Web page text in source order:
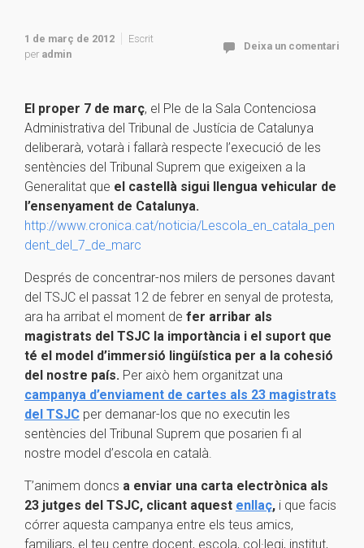
1 de març de 2012
Escrit
per admin
Deixa un comentari
El proper 7 de març, el Ple de la Sala Contenciosa
Administrativa del Tribunal de Justícia de Catalunya
deliberarà, votarà i fallarà respecte l’execució de les
sentències del Tribunal Suprem que exigeixen a la
Generalitat que el castellà sigui llengua vehicular de
l’ensenyament de Catalunya.
http://www.cronica.cat/noticia/Lescola_en_catala_pen
dent_del_7_de_marc
Després de concentrar-nos milers de persones davant
del TSJC el passat 12 de febrer en senyal de protesta,
ara ha arribat el moment de fer arribar als
magistrats del TSJC la importància i el suport que
té el model d’immersió lingüística per a la cohesió
del nostre país. Per això hem organitzat una
campanya d’enviament de cartes als 23 magistrats
del TSJC per demanar-los que no executin les
sentències del Tribunal Suprem que posarien fi al
nostre model d’escola en català.
T’animem doncs a enviar una carta electrònica als
23 jutges del TSJC, clicant aquest enllaç, i que facis
córrer aquesta campanya entre els teus amics,
familiars, el teu centre docent, escola, col·legi, institut,